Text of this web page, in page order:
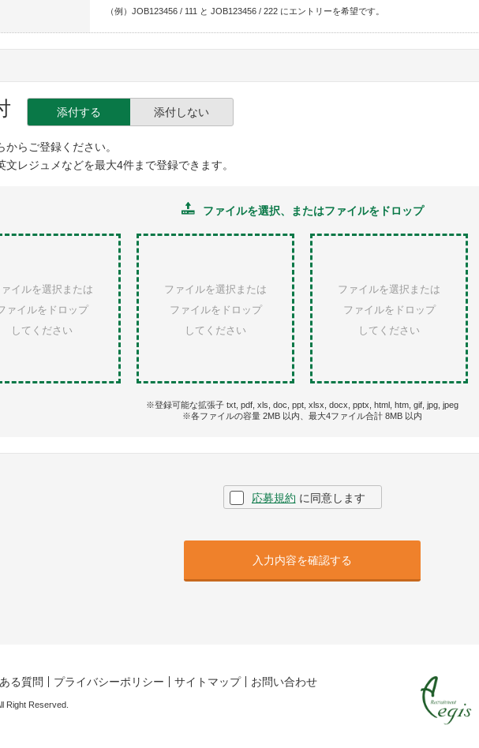
（例）JOB123456 / 111 と JOB123456 / 222 にエントリーを希望です。
添付する 添付しない
らご登録ください。
文レジュメなどを最大4件まで登録できます。
ファイルを選択、またはファイルをドロップ
イルを選択または
ァイルをドロップ
してください
ファイルを選択または
ファイルをドロップ
してください
ファイルを選択または
ファイルをドロップ
してください
※登録可能な拡張子 txt, pdf, xls, doc, ppt, xlsx, docx, pptx, html, htm, gif, jpg, jpeg
※各ファイルの容量 2MB 以内、最大4ファイル合計 8MB 以内
応募規約 に同意します
入力内容を確認する
る質問 プライバシーポリシー サイトマップ お問い合わせ
Right Reserved.